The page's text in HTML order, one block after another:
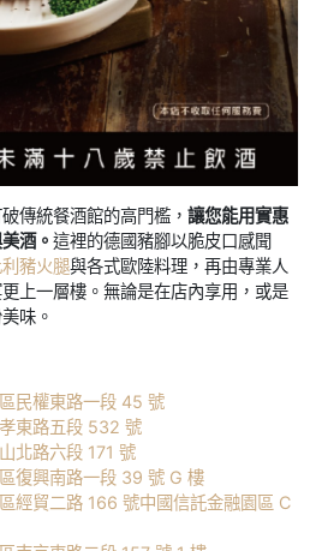
傳統餐酒館的高門檻， 讓您能用實惠
酒。 這裡的德國豬腳以脆皮口感聞
豬火腿與各式歐陸料理，再由專業人
上一層樓。無論是在店內享用，或是
味。
民權東路一段 45 號
東路五段 532 號
北路六段 171 號
復興南路一段 39 號 G 樓
經貿二路 166 號中國信託金融園區 C